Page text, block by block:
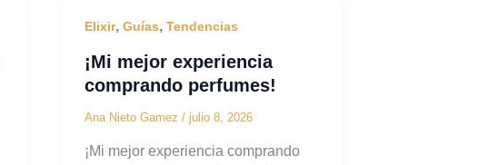
Elixir,Guías,Tendencias
¡Mi mejor experiencia
comprando perfumes!
Ana Nieto Gamez/ julio 8, 2026
¡Mi mejor experiencia comprando